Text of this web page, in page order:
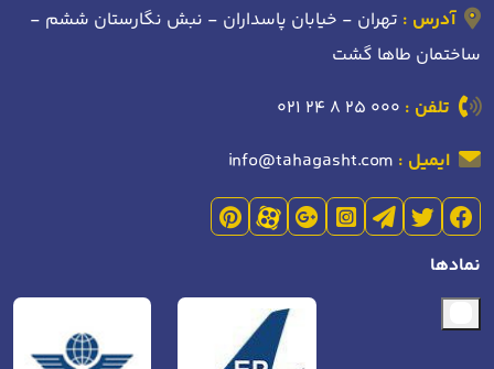
آدرس : تهران - خیابان پاسداران - نبش نگارستان ششم -
ساختمان طاها گشت
تلفن : 021 24 8 25 000
ایمیل : info@tahagasht.com
نمادها